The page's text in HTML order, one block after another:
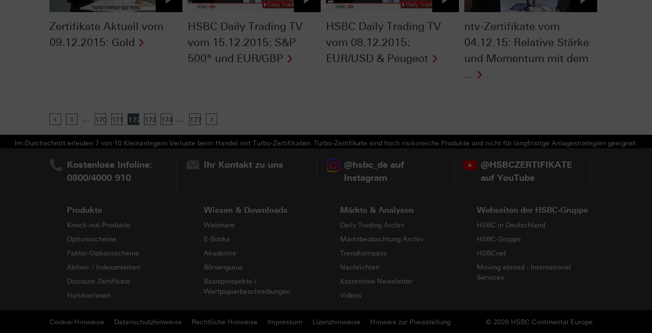
Zertifikate Aktuell vom
09.12.2015: Gold
HSBC Daily Trading TV
vom 15.12.2015: S&P
500® und EUR/GBP
HSBC Daily Trading TV
vom 08.12.2015:
EUR/USD & Peugeot
ntv-Zertifikate vom
04.12.15: Relative Stärke
und Momentum mit dem
...
Previous
1 ... 170 171 172 173 174 ... 177
Im Durchschnitt erleiden 7 von 10 Kleinanlegern Verluste beim Handel mit Turbo-Zertifikaten. Turbo-Zertifikate sind hoch risikoreiche Produkte und nicht für langfristige Anlagestrategien geeignet.
Kostenlose Infoline:
0800/4000 910
Ihr Kontakt zu uns
@hsbc_de auf
Instagram
@HSBCZERTIFIKATE
auf YouTube
Produkte
Knock-out-Produkte
Optionsscheine
Faktor-Optionsscheine
Aktien- / Indexanleihen
Discount-Zertifikate
Handverlesen
Wissen & Downloads
Webinare
E-Books
Akademie
Börsengurus
Basisprospekte /
Wertpapierbeschreibungen
Märkte & Analysen
Daily Trading Archiv
Marktbeobachtung Archiv
Trendkompass
Nachrichten
Kostenlose Newsletter
Videos
Webseiten der HSBC-Gruppe
HSBC in Deutschland
HSBC-Gruppe
HSBCnet
Moving abroad - International
Services
Cookie-Hinweise Datenschutzhinweise Rechtliche Hinweise Impressum Lizenzhinweise © 2026 HSBC Continental Europe
Hinweis zur Preisstellung